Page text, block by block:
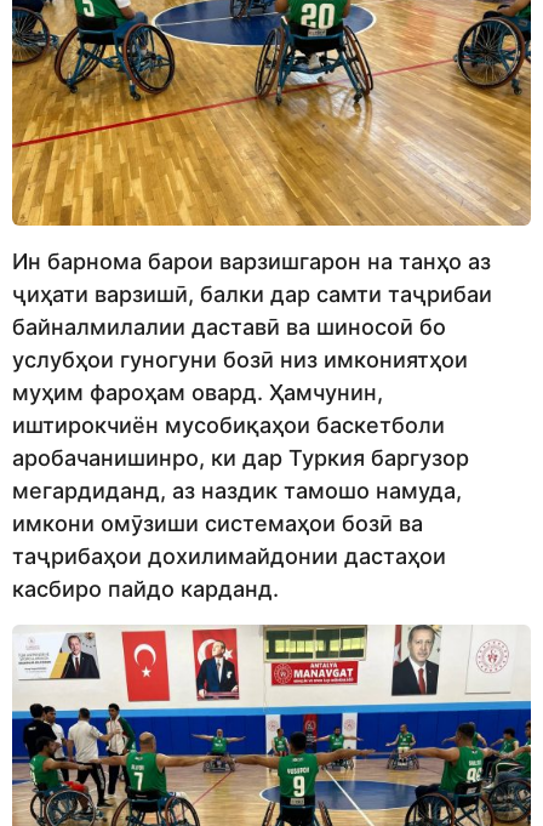
Ин барнома барои варзишгарон на танҳо аз
ҷиҳати варзишӣ, балки дар самти таҷрибаи
байналмилалии даставӣ ва шиносоӣ бо
услубҳои гуногуни бозӣ низ имкониятҳои
муҳим фароҳам овард. Ҳамчунин,
иштирокчиён мусобиқаҳои баскетболи
аробачанишинро, ки дар Туркия баргузор
мегардиданд, аз наздик тамошо намуда,
имкони омӯзиши системаҳои бозӣ ва
таҷрибаҳои дохилимайдонии дастаҳои
касбиро пайдо карданд.